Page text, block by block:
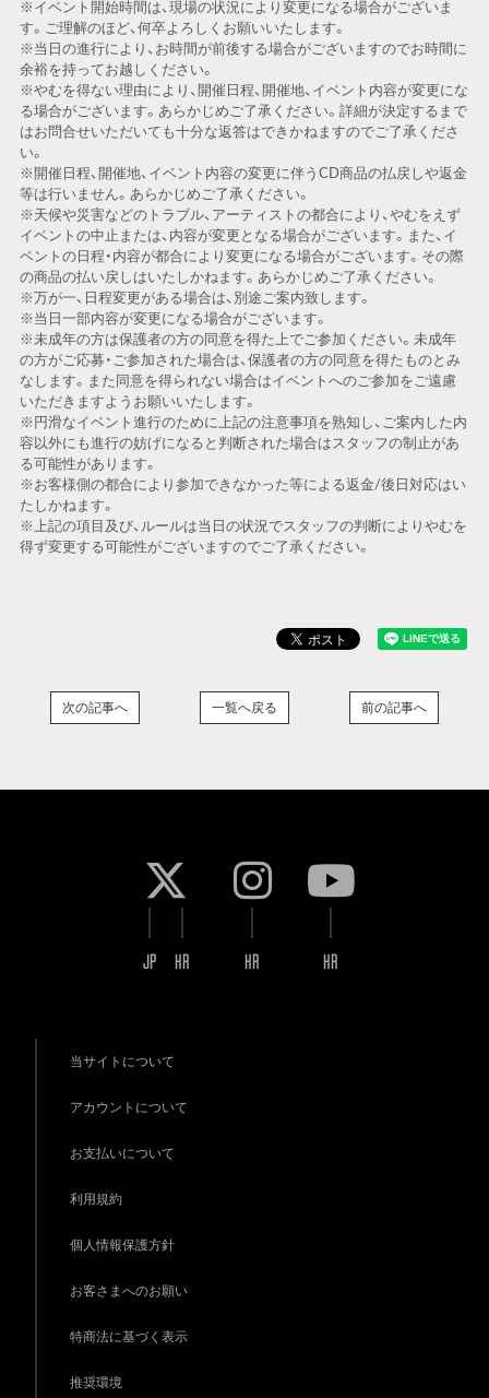
※イベント開始時間は、現場の状況により変更になる場合がございま
す。ご理解のほど、何卒よろしくお願いいたします。
※当日の進行により、お時間が前後する場合がございますのでお時間に
余裕を持ってお越しください。
※やむを得ない理由により、開催日程、開催地、イベント内容が変更にな
る場合がございます。あらかじめご了承ください。詳細が決定するまで
はお問合せいただいても十分な返答はできかねますのでご了承くださ
い。
※開催日程、開催地、イベント内容の変更に伴うCD商品の払戻しや返金
等は行いません。あらかじめご了承ください。
※天候や災害などのトラブル、アーティストの都合により、やむをえず
イベントの中止または、内容が変更となる場合がございます。また、イ
ベントの日程・内容が都合により変更になる場合がございます。その際
の商品の払い戻しはいたしかねます。あらかじめご了承ください。
※万が一、日程変更がある場合は、別途ご案内致します。
※当日一部内容が変更になる場合がございます。
※未成年の方は保護者の方の同意を得た上でご参加ください。未成年
の方がご応募・ご参加された場合は、保護者の方の同意を得たものとみ
なします。また同意を得られない場合はイベントへのご参加をご遠慮
いただきますようお願いいたします。
※円滑なイベント進行のために上記の注意事項を熟知し、ご案内した内
容以外にも進行の妨げになると判断された場合はスタッフの制止があ
る可能性があります。
※お客様側の都合により参加できなかった等による返金/後日対応はい
たしかねます。
※上記の項目及び、ルールは当日の状況でスタッフの判断によりやむを
得ず変更する可能性がございますのでご了承ください。
次の記事へ 一覧へ戻る 前の記事へ
JP KR KR KR
当サイトについて
アカウントについて
お支払いについて
利用規約
個人情報保護方針
お客さまへのお願い
特商法に基づく表示
推奨環境